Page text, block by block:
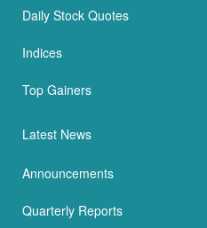
Daily Stock Quotes
Indices
Top Gainers
Latest News
Announcements
Quarterly Reports